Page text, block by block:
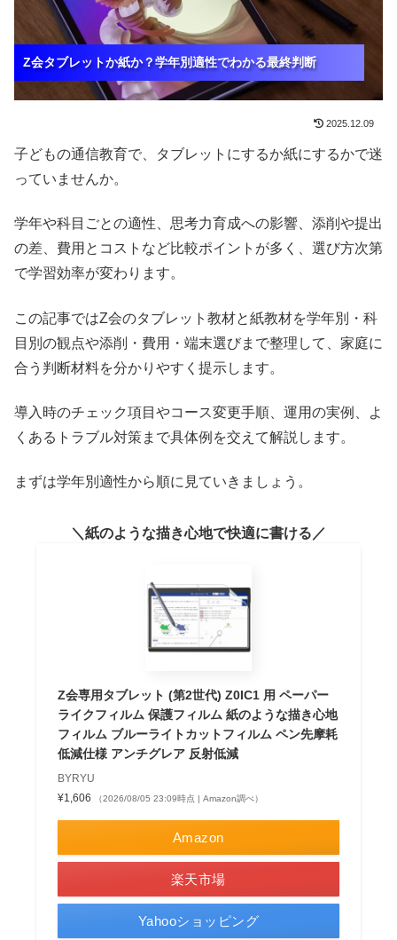
Z会タブレットか紙か？学年別適性でわかる最終判断
Z会タブレットか紙か？学年別適性でわかる最終判断
Z会タブレットか紙か？学年別適性でわかる最終判断
2025.12.09
子どもの通信教育で、タブレットにするか紙にするかで迷
っていませんか。
学年や科目ごとの適性、思考力育成への影響、添削や提出
の差、費用とコストなど比較ポイントが多く、選び方次第
で学習効率が変わります。
この記事ではZ会のタブレット教材と紙教材を学年別・科
目別の観点や添削・費用・端末選びまで整理して、家庭に
合う判断材料を分かりやすく提示します。
導入時のチェック項目やコース変更手順、運用の実例、よ
くあるトラブル対策まで具体例を交えて解説します。
まずは学年別適性から順に見ていきましょう。
紙のような描き心地で快適に書ける
Z会専用タブレット (第2世代) Z0IC1 用 ペーパー
ライクフィルム 保護フィルム 紙のような描き心地
フィルム ブルーライトカットフィルム ペン先摩耗
低減仕様 アンチグレア 反射低減
BYRYU
¥1,606
（2026/08/05 23:09時点 | Amazon調べ）
Amazon
楽天市場
Yahooショッピング